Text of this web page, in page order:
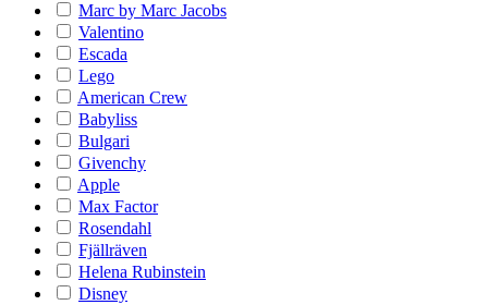
Marc by Marc Jacobs
Valentino
Escada
Lego
American Crew
Babyliss
Bulgari
Givenchy
Apple
Max Factor
Rosendahl
Fjällräven
Helena Rubinstein
Disney